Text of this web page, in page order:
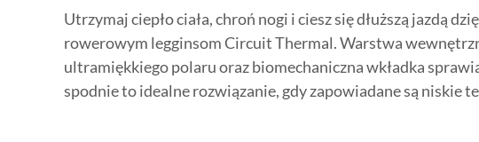
Utrzymaj ciepło ciała, chroń nogi i ciesz się dłuższą jazdą
rowerowym legginsom Circuit Thermal. Warstwa
ultramiękkiego polaru oraz biomechaniczna wkładka
spodnie to idealne rozwiązanie, gdy zapowiadane są niskie